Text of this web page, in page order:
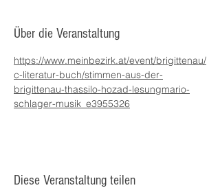
Über die Veranstaltung
https://www.meinbezirk.at/event/brigittenau/
c-literatur-buch/stimmen-aus-der-
brigittenau-thassilo-hozad-lesungmario-
schlager-musik_e3955326
Diese Veranstaltung teilen